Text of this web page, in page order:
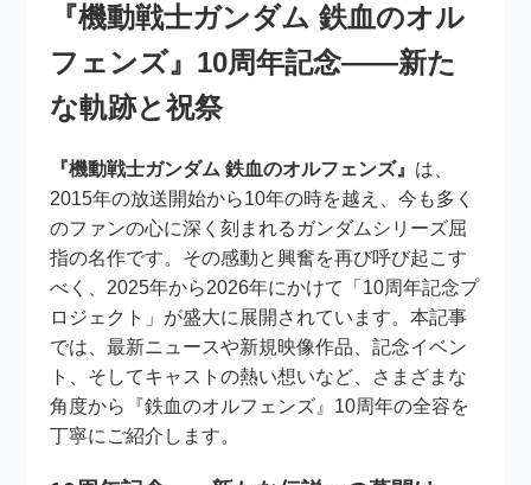
『機動戦士ガンダム 鉄血のオル
フェンズ』10周年記念――新た
な軌跡と祝祭
『機動戦士ガンダム 鉄血のオルフェンズ』 は、
2015年の放送開始から10年の時を越え、今も多く
のファンの心に深く刻まれるガンダムシリーズ屈
指の名作です。その感動と興奮を再び呼び起こす
べく、2025年から2026年にかけて「10周年記念プ
ロジェクト」が盛大に展開されています。本記事
では、最新ニュースや新規映像作品、記念イベン
ト、そしてキャストの熱い想いなど、さまざまな
角度から『鉄血のオルフェンズ』10周年の全容を
丁寧にご紹介します。